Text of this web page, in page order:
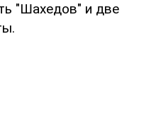
"Шахедов" и две